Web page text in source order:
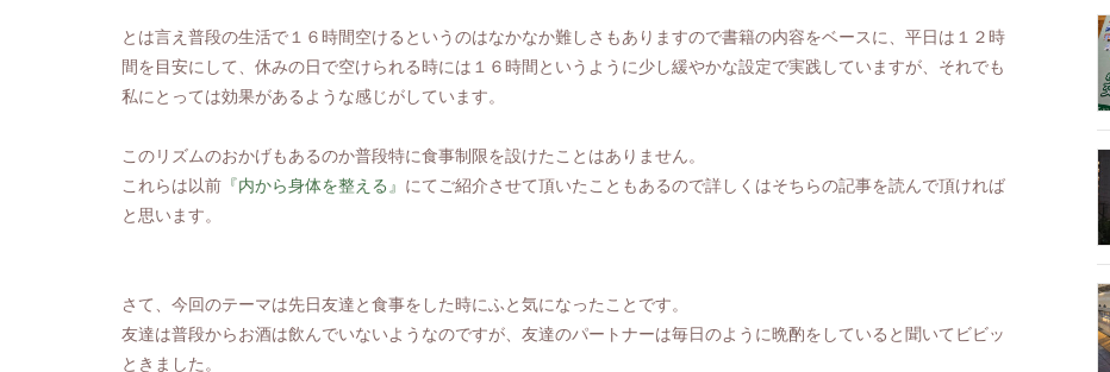
とは言え 普段の生活で１６時間空けるというのはなかなか難しさもありますので書籍の内容をベースに、 平日は１２時
間を目安に して、 休みの日で空けられる時には １６時間というように少し緩やかな設定で実践 していますが、 それでも
私にとっては効果があるような感じがしています。
このリズムのおかげもあるのか普段特に食事制限を設けたことはありません。
これらは以前 『内から身体を整える』 にてご紹介させて頂いたこともあるので詳しくはそちらの記事を読んで頂ければ
と思います。
さて、今回のテーマは先日友達と食事をした時にふと気になったことです。
友達は普段からお酒は飲んでいないようなのですが、友達のパートナーは毎日のように晩酌をしていると聞いてビビッ
ときました。